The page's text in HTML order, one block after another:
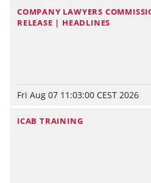
COMPANY LAWYERS
RELEASE | HEADLINES
Fri Aug 07 11:03:00 CEST 2026
ICAB TRAINING